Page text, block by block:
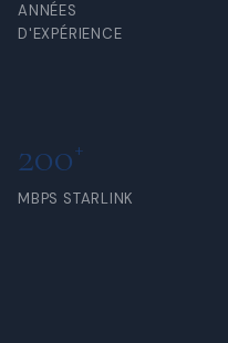
ANNÉES
D'EXPÉRIENCE
200+
MBPS STARLINK